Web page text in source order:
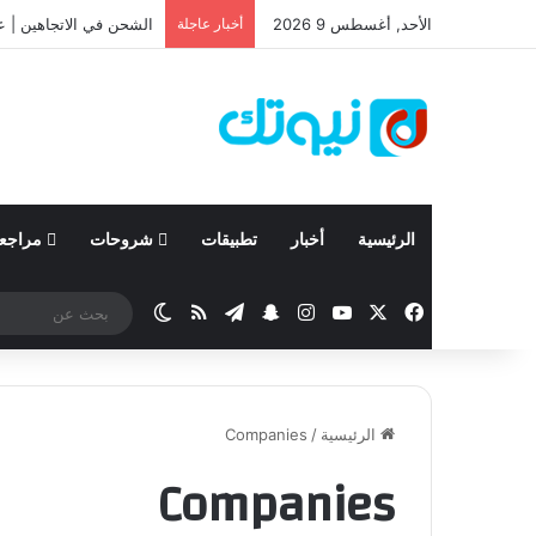
الأحد, أغسطس 9 2026 أخبار عاجلة الشحن في الاتجاهين |
الرئيسية أخبار تطبيقات شروحات
فيسبوك ‫YouTubeانستقرامسناب تشات
تيلقرامملخص الموقع RSS
الوضع المظلم
الرئيسية /
Companies
Companies